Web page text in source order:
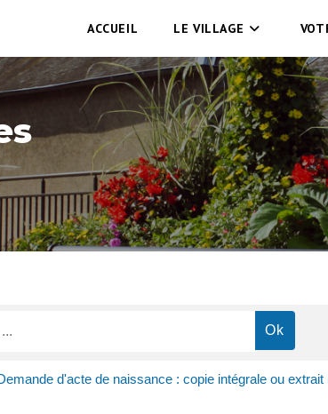
ACCUEIL LE VILLAGE
d'acte de naissance : copie intégrale ou